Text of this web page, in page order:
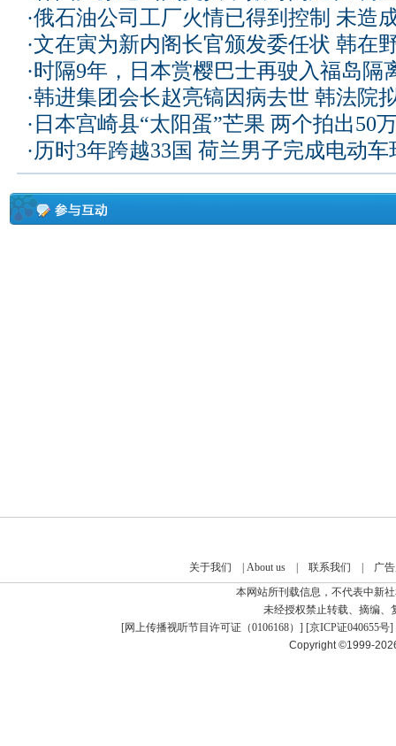
·俄石油公司工厂火情已得到控制 未造
·文在寅为新内阁长官颁发委任状 韩在
·时隔9年，日本赏樱巴士再驶入福岛隔
·韩进集团会长赵亮镐因病去世 韩法院
· 日本宫崎县“太阳蛋”芒果 两个拍出50
·历时3年跨越33国 荷兰男子完成电动车
关于我们 About us| 联系我们
广
本网站所刊载信息，不代表中新
未经授权禁止转载、摘编、
[网上传播视听节目许可证（0106168） ] [京ICP证040655号]
Copyright ©1999-